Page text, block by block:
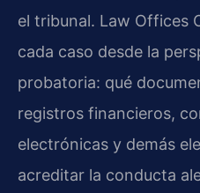
el tribunal. Law Offices
cada caso desde la
probatoria: qué
registros financieros,
electrónicas y demás
acreditar la conducta